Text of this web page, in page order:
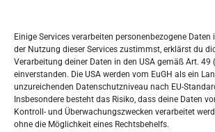
Einige Services verarbeiten personenbezogene Daten
der Nutzung dieser Services zustimmst, erklärst du
Verarbeitung deiner Daten in den USA gemäß Art. 49
einverstanden. Die USA werden vom EuGH als ein
unzureichenden Datenschutzniveau nach EU-
Insbesondere besteht das Risiko, dass deine Daten
Kontroll- und Überwachungszwecken verarbeitet
ohne die Möglichkeit eines Rechtsbehelfs.
M D M D F
3 4 5 6 7
10 11 12 13 14